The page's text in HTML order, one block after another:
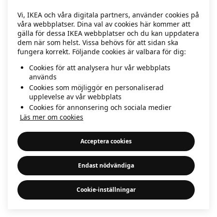
information)
Vi, IKEA och våra digitala partners, använder cookies på
våra webbplatser. Dina val av cookies här kommer att
gälla för dessa IKEA webbplatser och du kan uppdatera
dem när som helst. Vissa behövs för att sidan ska
fungera korrekt. Följande cookies är valbara för dig:
Cookies för att analysera hur vår webbplats
används
Cookies som möjliggör en personaliserad
upplevelse av vår webbplats
Cookies för annonsering och sociala medier
Läs mer om cookies
Acceptera cookies
Endast nödvändiga
Cookie-inställningar